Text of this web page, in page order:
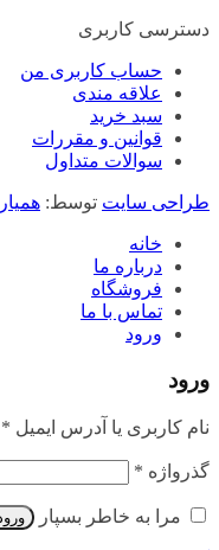
دسترسی کاربری
حساب کاربری من
علاقه مندی
سبد خرید
قوانین و مقررات
سوالات متداول
طراحی سایت توسط:
خانه
درباره ما
فروشگاه
تماس با ما
ورود
ورود
نام کاربری یا آدرس ایمیل *
گذرواژه *
مرا به خاطر بسپار ورود